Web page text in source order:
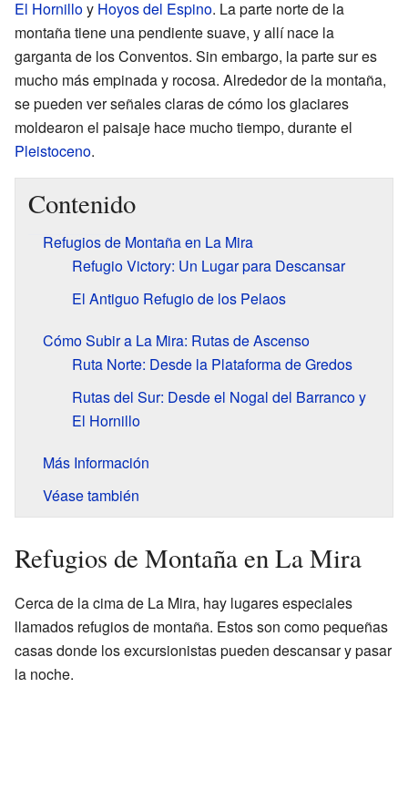
El Hornilloy Hoyos del Espino. La parte norte de la
montaña tiene una pendiente suave, y allí nace la
garganta de los Conventos. Sin embargo, la parte sur es
mucho más empinada y rocosa. Alrededor de la montaña,
se pueden ver señales claras de cómo los glaciares
moldearon el paisaje hace mucho tiempo, durante el
Pleistoceno.
Contenido
Refugios de Montaña en La Mira
Refugio Victory: Un Lugar para Descansar
El Antiguo Refugio de los Pelaos
Cómo Subir a La Mira: Rutas de Ascenso
Ruta Norte: Desde la Plataforma de Gredos
Rutas del Sur: Desde el Nogal del Barranco y
El Hornillo
Más Información
Véase también
Refugios de Montaña en La Mira
Cerca de la cima de La Mira, hay lugares especiales
llamados refugios de montaña. Estos son como pequeñas
casas donde los excursionistas pueden descansar y pasar
la noche.